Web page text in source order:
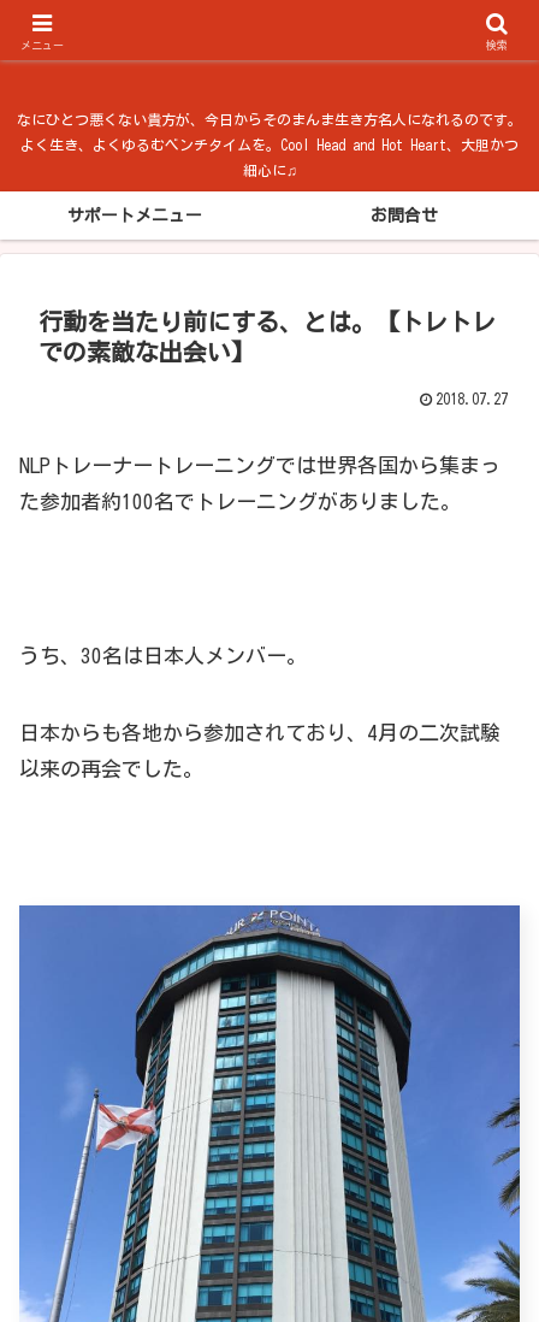
なにひとつ悪くない貴方が、今日からそのまんま生き方名人になれるのです。
よく生き、よくゆるむベンチタイムを。Cool Head and Hot Heart、大胆かつ
細心に♫
サポートメニュー お問合せ
行動を当たり前にする、とは。【トレトレ
での素敵な出会い】
2018.07.27
NLPトレーナートレーニングでは世界各国から集まっ
た参加者約100名でトレーニングがありました。
うち、30名は日本人メンバー。
日本からも各地から参加されており、4月の二次試験
以来の再会でした。
メニュー 検索